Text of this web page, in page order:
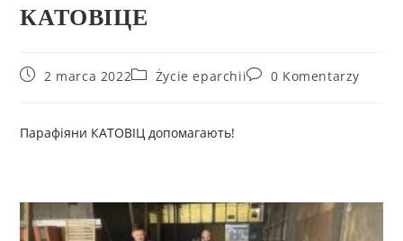
КАТОВІЦЕ
2 marca 2022 Życie eparchii 0 Komentarzy
Парафіяни КАТОВІЦ допомагають!